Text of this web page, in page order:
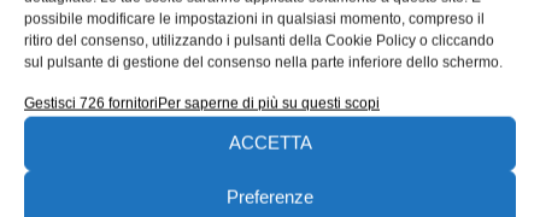
possibile modificare le impostazioni in qualsiasi momento, compreso il
ritiro del consenso, utilizzando i pulsanti della Cookie Policy o cliccando
sul pulsante di gestione del consenso nella parte inferiore dello schermo.
Gestisci 726 fornitoriPer saperne di più su questi scopi
ACCETTA
Preferenze
di monitoraggio infrastrutturale o videocamere di
sorveglianza. In questi scenari, la problematica
principale non risiede nella quantità di energia
richiesta, quanto nella difficoltà logistica di
alimentare apparati situati in luoghi remoti, impervi
o privi di rete elettrica. Il sistema Light funge da
vero e proprio “ponte energetico” wireless: